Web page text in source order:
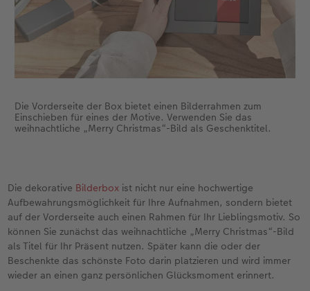
Die Vorderseite der Box bietet einen Bilderrahmen zum
Einschieben für eines der Motive. Verwenden Sie das
weihnachtliche „Merry Christmas“-Bild als Geschenktitel.
Die dekorative Bilderbox ist nicht nur eine hochwertige
Aufbewahrungsmöglichkeit für Ihre Aufnahmen, sondern bietet
auf der Vorderseite auch einen Rahmen für Ihr Lieblingsmotiv. So
können Sie zunächst das weihnachtliche „Merry Christmas“-Bild
als Titel für Ihr Präsent nutzen. Später kann die oder der
Beschenkte das schönste Foto darin platzieren und wird immer
wieder an einen ganz persönlichen Glücksmoment erinnert.